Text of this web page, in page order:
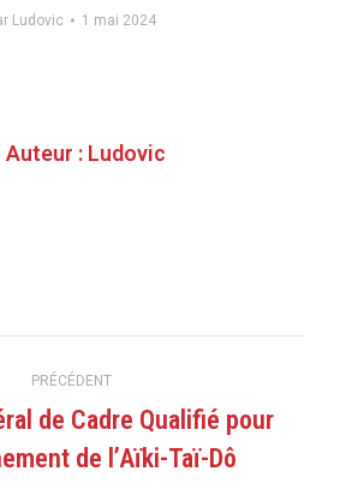
Ludovic 1 mai 2024
Auteur : Ludovic
PRÉCÉDENT
Article
précédent
de Cadre Qualifié pour
de l’Aïki-Taï-Dô